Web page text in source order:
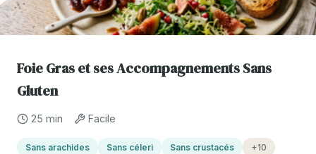
Foie Gras et ses Accompagnements Sans
Gluten
25 min Facile
Sans arachides Sans céleri Sans crustacés +10